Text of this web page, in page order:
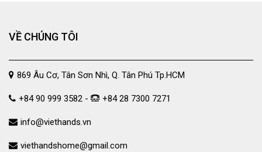
VỀ CHÚNG TÔI
869 Âu Cơ, Tân Sơn Nhì, Q. Tân Phú Tp.HCM
+84 90 999 3582 - +84 28 7300 7271
info@viethands.vn
viethandshome@gmail.com